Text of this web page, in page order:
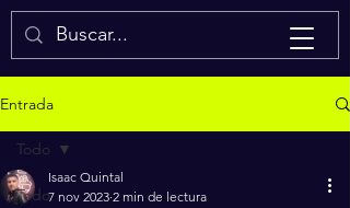
Isaac Quintal
Entrada
Todo
Todo
Isaac Quintal
7 nov 2023 2 min de lectura